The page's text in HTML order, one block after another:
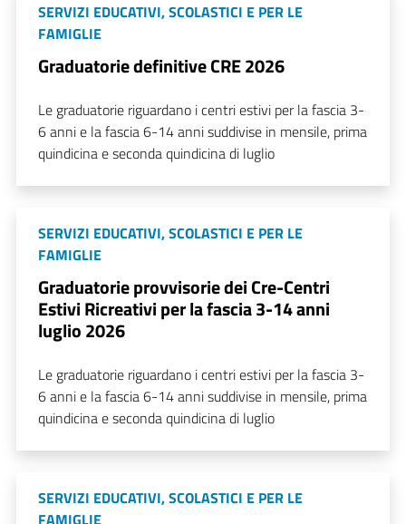
SERVIZI EDUCATIVI, SCOLASTICI E PER LE
FAMIGLIE
Graduatorie definitive CRE 2026
Le graduatorie riguardano i centri estivi per la fascia 3-
6 anni e la fascia 6-14 anni suddivise in mensile, prima
quindicina e seconda quindicina di luglio
SERVIZI EDUCATIVI, SCOLASTICI E PER LE
FAMIGLIE
Graduatorie provvisorie dei Cre-Centri
Estivi Ricreativi per la fascia 3-14 anni
luglio 2026
Le graduatorie riguardano i centri estivi per la fascia 3-
6 anni e la fascia 6-14 anni suddivise in mensile, prima
quindicina e seconda quindicina di luglio
SERVIZI EDUCATIVI, SCOLASTICI E PER LE
FAMIGLIE